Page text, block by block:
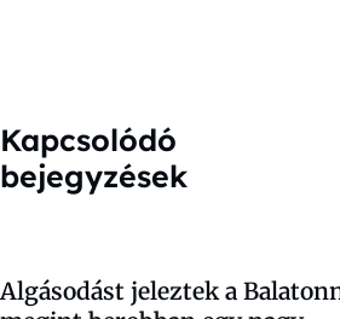
Kapcsolódó
bejegyzések
Algásodást jeleztek a